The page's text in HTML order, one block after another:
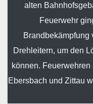
alten
Feuerwehr
Brandbekämpfung
Drehleitern, um den
können.
Ebersbach und Zittau